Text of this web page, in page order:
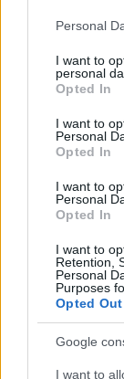
Please note
not limited to
grant or deny
use your data
consent section.
Personal
I want to
personal
Opted In
I want to
Personal
Opted In
I want to
Personal
Opted In
I want to
Retention,
Personal
Purposes
Opted Out
Google
I want to
Condividi
F
a
ce
b
o
o
k
T
w
it
r
NOTIZIE RECENTI
un